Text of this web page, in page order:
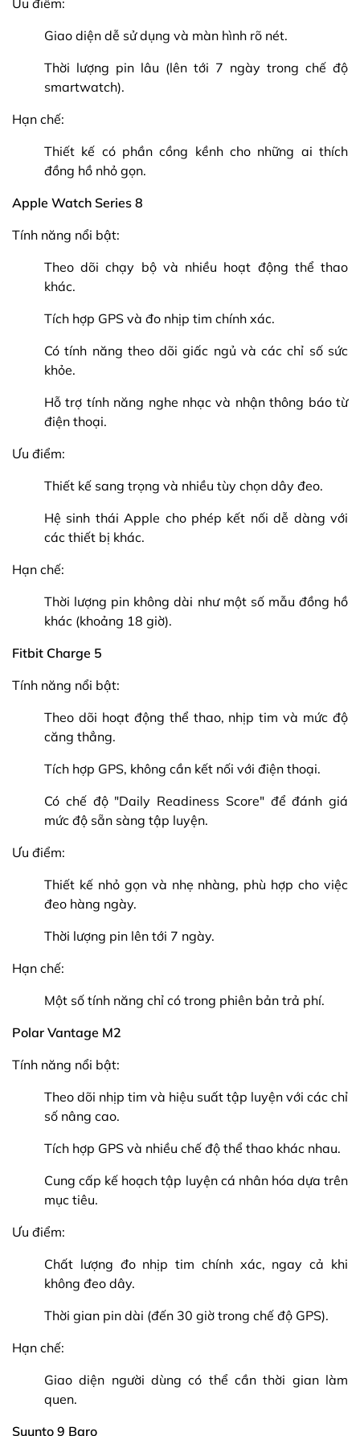
Ưu điểm:
Giao diện dễ sử dụng và màn hình rõ nét.
Thời lượng pin lâu (lên tới 7 ngày trong chế độ
smartwatch).
Hạn chế:
Thiết kế có phần cồng kềnh cho những ai thích
đồng hồ nhỏ gọn.
Apple Watch Series 8
Tính năng nổi bật:
Theo dõi chạy bộ và nhiều hoạt động thể thao
khác.
Tích hợp GPS và đo nhịp tim chính xác.
Có tính năng theo dõi giấc ngủ và các chỉ số sức
khỏe.
Hỗ trợ tính năng nghe nhạc và nhận thông báo từ
điện thoại.
Ưu điểm:
Thiết kế sang trọng và nhiều tùy chọn dây đeo.
Hệ sinh thái Apple cho phép kết nối dễ dàng với
các thiết bị khác.
Hạn chế:
Thời lượng pin không dài như một số mẫu đồng hồ
khác (khoảng 18 giờ).
Fitbit Charge 5
Tính năng nổi bật:
Theo dõi hoạt động thể thao, nhịp tim và mức độ
căng thẳng.
Tích hợp GPS, không cần kết nối với điện thoại.
Có chế độ "Daily Readiness Score" để đánh giá
mức độ sẵn sàng tập luyện.
Ưu điểm:
Thiết kế nhỏ gọn và nhẹ nhàng, phù hợp cho việc
đeo hàng ngày.
Thời lượng pin lên tới 7 ngày.
Hạn chế:
Một số tính năng chỉ có trong phiên bản trả phí.
Polar Vantage M2
Tính năng nổi bật:
Theo dõi nhịp tim và hiệu suất tập luyện với các chỉ
số nâng cao.
Tích hợp GPS và nhiều chế độ thể thao khác nhau.
Cung cấp kế hoạch tập luyện cá nhân hóa dựa trên
mục tiêu.
Ưu điểm:
Chất lượng đo nhịp tim chính xác, ngay cả khi
không đeo dây.
Thời gian pin dài (đến 30 giờ trong chế độ GPS).
Hạn chế:
Giao diện người dùng có thể cần thời gian làm
quen.
Suunto 9 Baro